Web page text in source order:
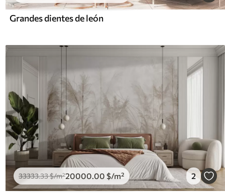
Grandes dientes de león
33333.33$/m²20000 .00 $/m² 2